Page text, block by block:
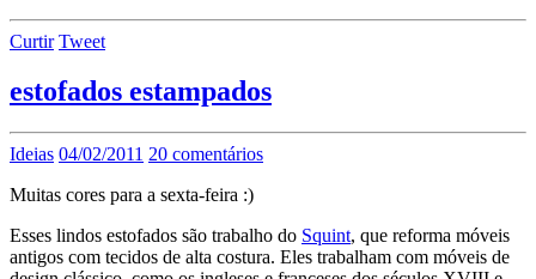
Curtir Tweet
estofados estampados
Ideias 04/02/2011 20 comentários
Muitas cores para a sexta-feira :)
Esses lindos estofados são trabalho do Squint, que reforma móveis
antigos com tecidos de alta costura. Eles trabalham com móveis de